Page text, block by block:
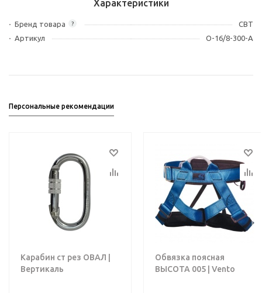
Характеристики
?
Бренд товара
СВТ
Артикул
О-16/8-300-А
Персональные рекомендации
Карабин ст рез ОВАЛ |
Вертикаль
Обвязка поясная
ВЫСОТА 005 | Vento